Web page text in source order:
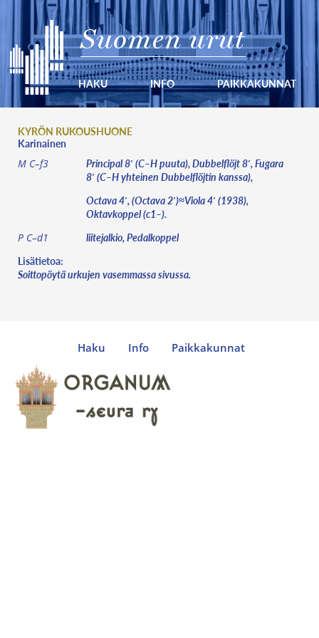
Suomen urut
HAKU INFO PAIKKAKUNNAT
KYRÖN RUKOUSHUONE
Karinainen
M C–f3
Principal 8′ (C–H puuta), Dubbelflöjt 8′, Fugara
8′ (C–H yhteinen Dubbelflöjtin kanssa),
Octava 4′, (Octava 2′)≈Viola 4′ (1938),
Oktavkoppel (c1–).
P C–d1
liitejalkio, Pedalkoppel
Lisätietoa:
Soittopöytä urkujen vasemmassa sivussa.
Haku Info Paikkakunnat